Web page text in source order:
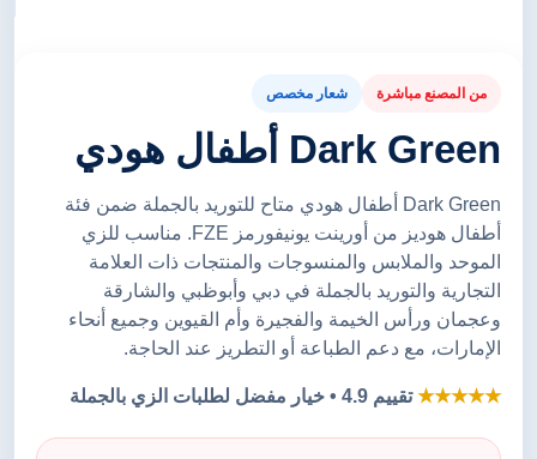
من المصنع مباشرة شعار مخصص
Dark Green أطفال هودي
Dark Green أطفال هودي متاح للتوريد بالجملة ضمن فئة
أطفال هوديز من أورينت يونيفورمز FZE. مناسب للزي
الموحد والملابس والمنسوجات والمنتجات ذات العلامة
التجارية والتوريد بالجملة في دبي وأبوظبي والشارقة
وعجمان ورأس الخيمة والفجيرة وأم القيوين وجميع أنحاء
الإمارات، مع دعم الطباعة أو التطريز عند الحاجة.
★★★★★تقييم 4.9 • خيار مفضل لطلبات الزي بالجملة